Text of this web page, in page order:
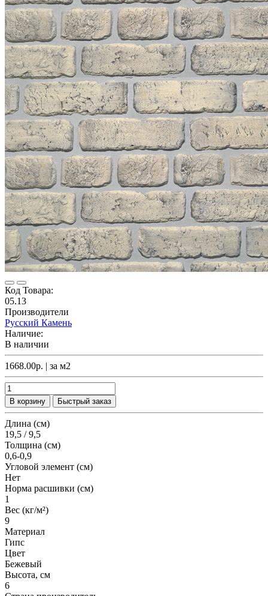
Код Товара:
05.13
Производители
Русский Камень
Наличие:
В наличии
1668.00р. | за м2
В корзину Быстрый заказ
Длина (см)
19,5 / 9,5
Толщина (см)
0,6-0,9
Угловой элемент (см)
Нет
Норма расшивки (см)
1
Вес (кг/м²)
9
Материал
Гипс
Цвет
Бежевый
Высота, см
6